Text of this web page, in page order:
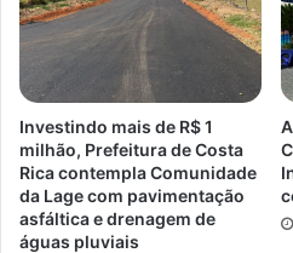
Investindo mais de R$ 1
milhão, Prefeitura de Costa
Rica contempla Comunidade
da Lage com pavimentação
asfáltica e drenagem de
águas pluviais